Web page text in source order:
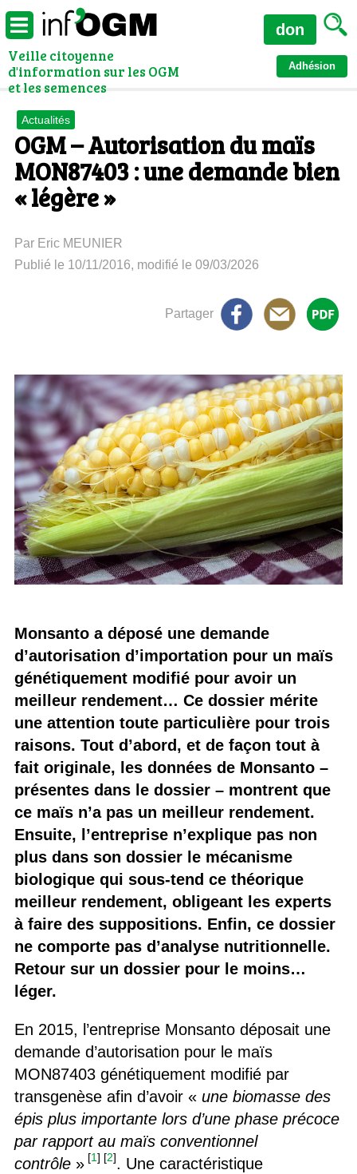
Veille citoyenne
d'information sur les OGM
et les semences
Adhésion
don
Actualités
OGM – Autorisation du maïs
MON87403 : une demande bien
« légère »
Par Eric MEUNIER
Publié le 10/11/2016, modifié le 09/03/2026
Partager
Monsanto a déposé une demande
d’autorisation d’importation pour un maïs
génétiquement modifié pour avoir un
meilleur rendement… Ce dossier mérite
une attention toute particulière pour trois
raisons. Tout d’abord, et de façon tout à
fait originale, les données de Monsanto –
présentes dans le dossier – montrent que
ce maïs n’a pas un meilleur rendement.
Ensuite, l’entreprise n’explique pas non
plus dans son dossier le mécanisme
biologique qui sous-tend ce théorique
meilleur rendement, obligeant les experts
à faire des suppositions. Enfin, ce dossier
ne comporte pas d’analyse nutritionnelle.
Retour sur un dossier pour le moins…
léger.
En 2015, l’entreprise Monsanto déposait une
demande d’autorisation pour le maïs
MON87403 génétiquement modifié par
transgenèse afin d’avoir « une biomasse des
épis plus importante lors d’une phase précoce
par rapport au maïs conventionnel
contrôle» [1] [2]. Une caractéristique